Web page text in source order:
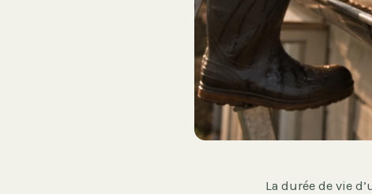
La durée de vie